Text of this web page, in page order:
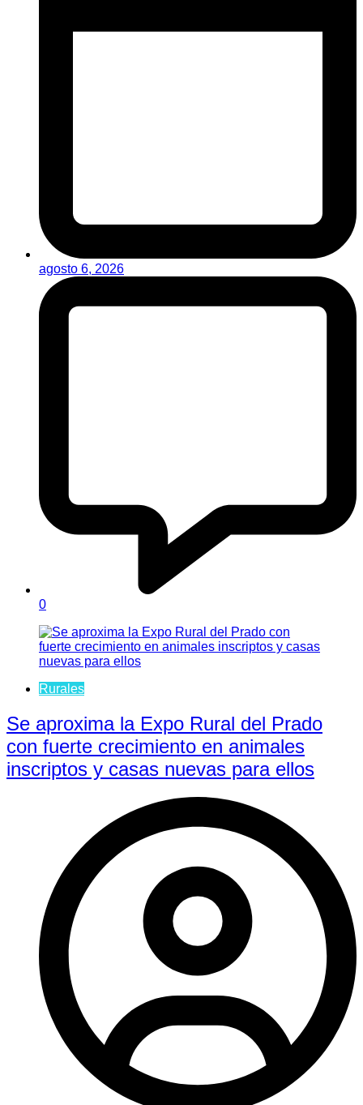
agosto 6, 2026
0
Rurales
Se aproxima la Expo Rural del Prado
con fuerte crecimiento en animales
inscriptos y casas nuevas para ellos